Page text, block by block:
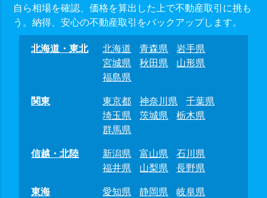
自ら相場を確認、価格を算出した上で不動産取引に挑も
う。納得、安心の不動産取引をバックアップします。
北海道・東北 北海道 青森県
岩手県
宮城県
秋田県
山形県
福島県
関東
東京都 神奈川県
千葉県
埼玉県
茨城県
栃木県
群馬県
信越・北陸
新潟県 富山県
石川県
福井県
山梨県
長野県
東海
愛知県 静岡県
岐阜県